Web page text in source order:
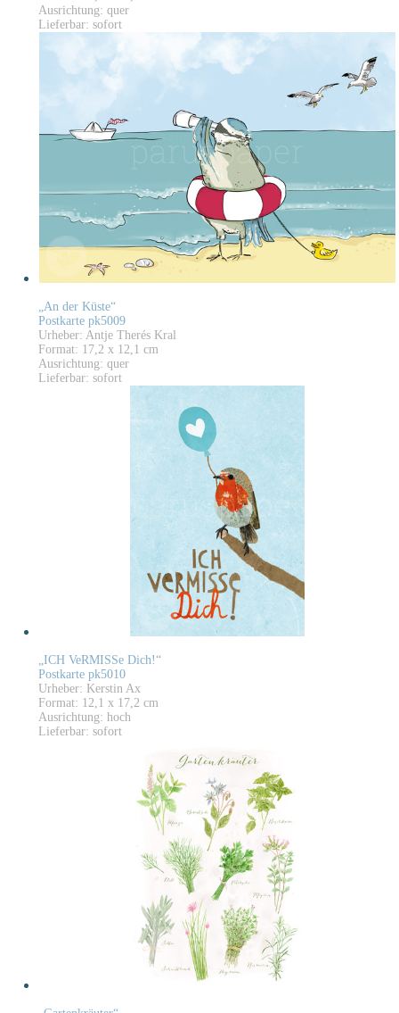
Ausrichtung: quer
Lieferbar: sofort
„An der Küste“
Postkarte pk5009
Urheber: Antje Therés Kral
Format: 17,2 x 12,1 cm
Ausrichtung: quer
Lieferbar: sofort
„ICH VeRMISSe Dich!“
Postkarte pk5010
Urheber: Kerstin Ax
Format: 12,1 x 17,2 cm
Ausrichtung: hoch
Lieferbar: sofort